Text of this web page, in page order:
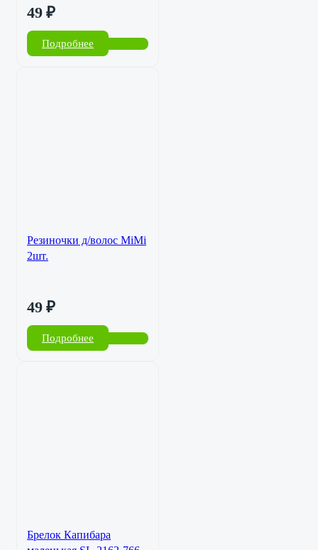
49 ₽
Подробнее
Резиночки д/волос MiMi
2шт.
49 ₽
Подробнее
Брелок Капибара